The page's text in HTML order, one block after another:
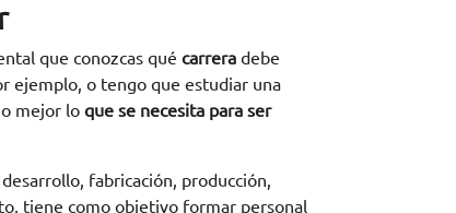
que conozcas qué carreradebe
ejemplo, o tengo que estudiar una
mejor lo que se necesita para ser
fabricación, producción,
tiene como objetivo formar personal